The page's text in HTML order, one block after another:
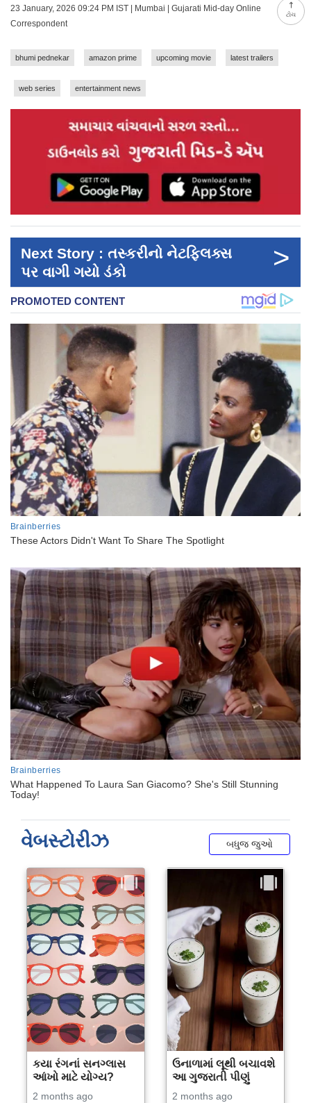
ટોચ
23 January, 2026 09:24 PM IST | Mumbai | Gujarati Mid-day Online
Correspondent
bhumi pednekar amazon prime upcoming movie latest trailers
web series entertainment news
Next Story : તસ્કરીનો નેટફ્લિક્સ
પર વાગી ગયો ડંકો
>
વેબસ્ટોરીઝ બધુજ જુઓ
કયા રંગનાં સનગ્લાસ
આંખો માટે યોગ્ય?
2 months ago
ઉનાળામાં લૂથી બચાવશે
આ ગુજરાતી પીણું
2 months ago